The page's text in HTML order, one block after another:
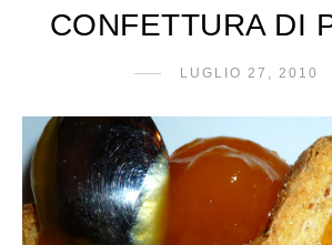
CONFETTURA DI
LUGLIO 27, 2010